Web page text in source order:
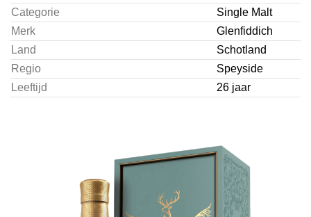
Categorie
Single Malt
Merk
Glenfiddich
Land
Schotland
Regio
Speyside
Leeftijd
26 jaar